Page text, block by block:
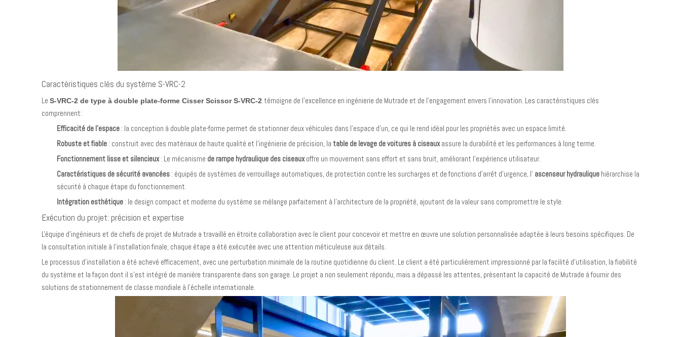
Caractéristiques clés du système S-VRC-2
Le S-VRC-2 de type à double plate-forme Cisser Scissor S-VRC-2 témoigne de l'excellence en ingénierie de Mutrade et de l'engagement envers l'innovation. Les caractéristiques clés
comprennent:
Efficacité de l'espace : la conception à double plate-forme permet de stationner deux véhicules dans l'espace d'un, ce qui le rend idéal pour les propriétés avec un espace limité.
Robuste et fiable : construit avec des matériaux de haute qualité et l'ingénierie de précision, la table de levage de voitures à ciseauxassure la durabilité et les performances à long terme.
Fonctionnement lisse et silencieux: Le mécanisme de rampe hydraulique des ciseauxoffre un mouvement sans effort et sans bruit, améliorant l'expérience utilisateur.
Caractéristiques de sécurité avancées : équipés de systèmes de verrouillage automatiques, de protection contre les surcharges et de fonctions d'arrêt d'urgence, l' ascenseur hydraulique hiérarchise la
sécurité à chaque étape du fonctionnement.
Intégration esthétique : le design compact et moderne du système se mélange parfaitement à l'architecture de la propriété, ajoutant de la valeur sans compromettre le style.
Exécution du projet: précision et expertise
L'équipe d'ingénieurs et de chefs de projet de Mutrade a travaillé en étroite collaboration avec le client pour concevoir et mettre en œuvre une solution personnalisée adaptée à leurs besoins spécifiques. De
la consultation initiale à l'installation finale, chaque étape a été exécutée avec une attention méticuleuse aux détails.
Le processus d'installation a été achevé efficacement, avec une perturbation minimale de la routine quotidienne du client. Le client a été particulièrement impressionné par la facilité d'utilisation, la fiabilité
du système et la façon dont il s'est intégré de manière transparente dans son garage. Le projet a non seulement répondu, mais a dépassé les attentes, présentant la capacité de Mutrade à fournir des
solutions de stationnement de classe mondiale à l'échelle internationale.